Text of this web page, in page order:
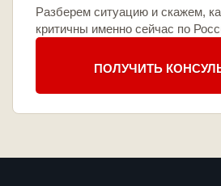
Разберем ситуацию и скажем,
критичны именно сейчас по
ПОЛУЧИТЬ